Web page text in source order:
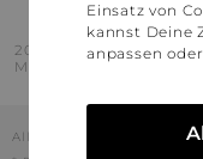
2016 - 2026 ©
Made for you with love
Alle Preise inkl. der
Einsatz von
kannst Deine
anpassen